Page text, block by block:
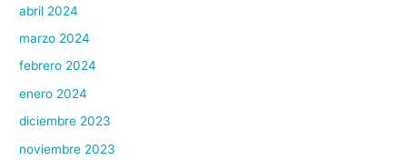
abril 2024
marzo 2024
febrero 2024
enero 2024
diciembre 2023
noviembre 2023